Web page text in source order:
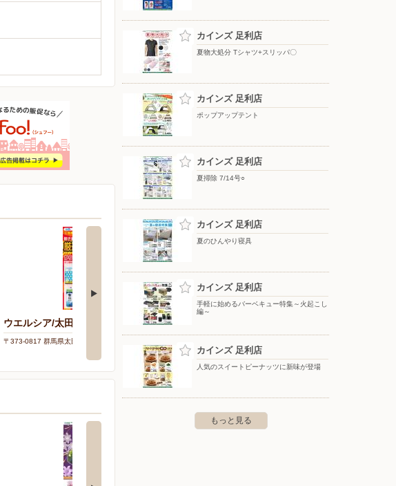
ウエルシア/太田飯塚店
〒373-0817 群馬県太田市飯塚町1602
カインズ 足利店
夏物大処分 Tシャツ+スリッパ〇
カインズ 足利店
ポップアップテント
カインズ 足利店
夏掃除 7/14号○
カインズ 足利店
夏のひんやり寝具
カインズ 足利店
手軽に始めるバーベキュー特集～火起こし
編～
カインズ 足利店
人気のスイートピーナッツに新味が登場
もっと見る